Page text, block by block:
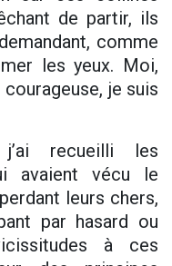
de partir, ils
comme
les yeux. Moi,
je suis
recueilli les
avaient vécu le
leurs chers,
par hasard ou
à ces